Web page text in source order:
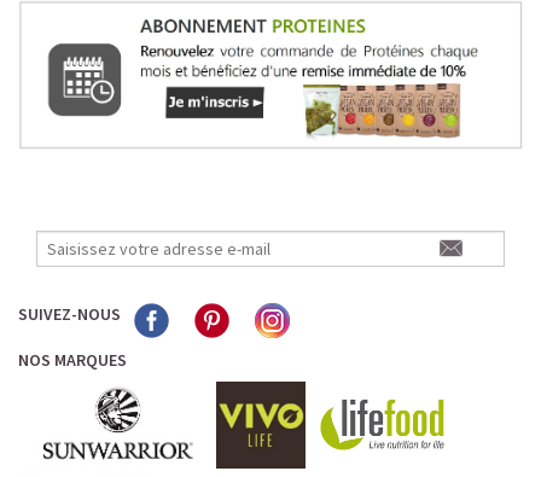
Mocha Glacé Protéiné
🍵 MATCHA LATTE GLACÉ
SUIVEZ-NOUS
NOS MARQUES